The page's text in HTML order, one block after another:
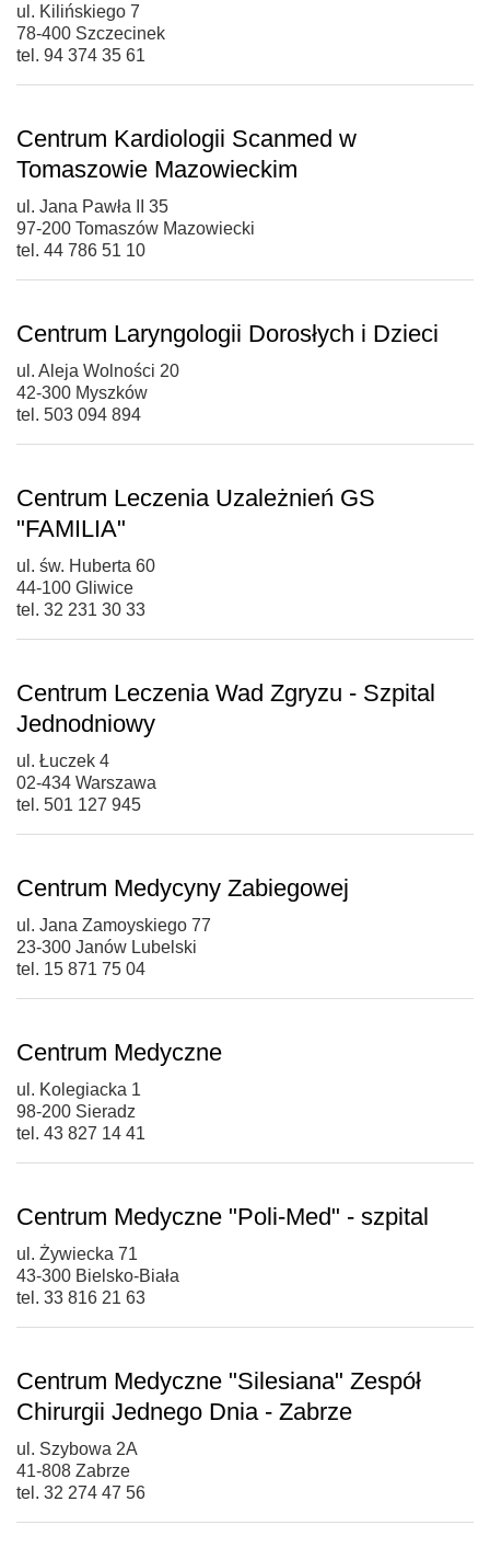
ul. Kilińskiego 7
78-400 Szczecinek
tel. 94 374 35 61
Centrum Kardiologii Scanmed w
Tomaszowie Mazowieckim
ul. Jana Pawła II 35
97-200 Tomaszów Mazowiecki
tel. 44 786 51 10
Centrum Laryngologii Dorosłych i Dzieci
ul. Aleja Wolności 20
42-300 Myszków
tel. 503 094 894
Centrum Leczenia Uzależnień GS
"FAMILIA"
ul. św. Huberta 60
44-100 Gliwice
tel. 32 231 30 33
Centrum Leczenia Wad Zgryzu - Szpital
Jednodniowy
ul. Łuczek 4
02-434 Warszawa
tel. 501 127 945
Centrum Medycyny Zabiegowej
ul. Jana Zamoyskiego 77
23-300 Janów Lubelski
tel. 15 871 75 04
Centrum Medyczne
ul. Kolegiacka 1
98-200 Sieradz
tel. 43 827 14 41
Centrum Medyczne "Poli-Med" - szpital
ul. Żywiecka 71
43-300 Bielsko-Biała
tel. 33 816 21 63
Centrum Medyczne "Silesiana" Zespół
Chirurgii Jednego Dnia - Zabrze
ul. Szybowa 2A
41-808 Zabrze
tel. 32 274 47 56